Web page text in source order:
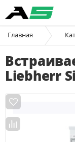
Главная
Liebherr